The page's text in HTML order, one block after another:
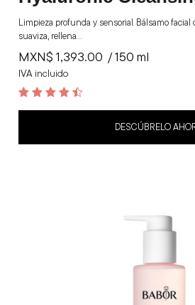
Limpieza profunda y sensorial. Bálsamo
suaviza, rellena…
MXN$ 1,393.00
IVA incluido
/ 150 ml
DESCÚBRELO